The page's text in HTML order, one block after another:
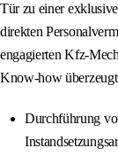
Tür zu einer
direkten
engagierten Kfz-
Know-how
Durchführung